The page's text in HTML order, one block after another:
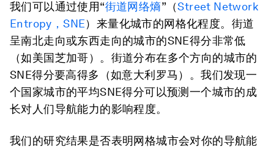
我们可以通过使用“街道网络熵”（Street Network
Entropy，SNE）来量化城市的网格化程度。街道
呈南北走向或东西走向的城市的SNE得分非常低
（如美国芝加哥）。街道分布在多个方向的城市的
SNE得分要高得多（如意大利罗马）。我们发现一
个国家城市的平均SNE得分可以预测一个城市的成
长对人们导航能力的影响程度。
我们的研究结果是否表明网格城市会对你的导航能